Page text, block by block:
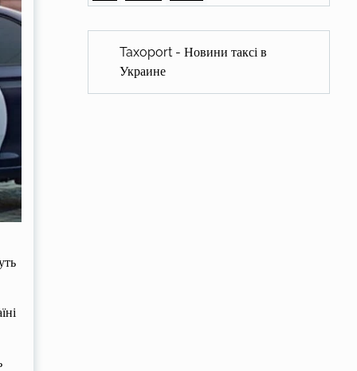
Taxoport - Новини таксі в
Украине